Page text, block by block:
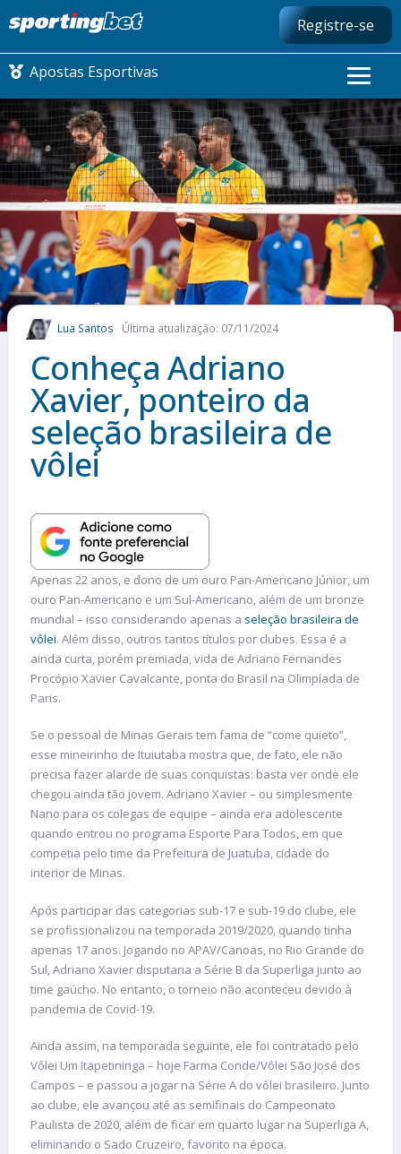
Registre-se
Apostas Esportivas
CONMEBOL LIBERTADORES
FUTEBOL NACIONAL
FUTEBOL INTERNACIONAL
COMO APOSTAR
MAIS ESPORTES
Lua Santos Última atualização: 07/11/2024
Conheça Adriano
Xavier, ponteiro da
seleção brasileira de
vôlei
Apenas 22 anos, e dono de um ouro Pan-Americano Júnior, um
ouro Pan-Americano e um Sul-Americano, além de um bronze
mundial – isso considerando apenas a seleção brasileira de
vôlei. Além disso, outros tantos títulos por clubes. Essa é a
ainda curta, porém premiada, vida de Adriano Fernandes
Procópio Xavier Cavalcante, ponta do Brasil na Olimpíada de
Paris.
Se o pessoal de Minas Gerais tem fama de “come quieto”,
esse mineirinho de Ituiutaba mostra que, de fato, ele não
precisa fazer alarde de suas conquistas: basta ver onde ele
chegou ainda tão jovem. Adriano Xavier – ou simplesmente
Nano para os colegas de equipe – ainda era adolescente
quando entrou no programa Esporte Para Todos, em que
competia pelo time da Prefeitura de Juatuba, cidade do
interior de Minas.
Após participar das categorias sub-17 e sub-19 do clube, ele
se profissionalizou na temporada 2019/2020, quando tinha
apenas 17 anos. Jogando no APAV/Canoas, no Rio Grande do
Sul, Adriano Xavier disputaria a Série B da Superliga junto ao
time gaúcho. No entanto, o torneio não aconteceu devido à
pandemia de Covid-19.
Ainda assim, na temporada seguinte, ele foi contratado pelo
Vôlei Um Itapetininga – hoje Farma Conde/Vôlei São José dos
Campos – e passou a jogar na Série A do vôlei brasileiro. Junto
ao clube, ele avançou até as semifinais do Campeonato
Paulista de 2020, além de ficar em quarto lugar na Superliga A,
eliminando o Sado Cruzeiro, favorito na época.